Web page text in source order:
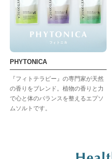
PHYTONICA
『フィトテラピー』の専門家が天然
の香りをブレンド。植物の香りと力
で心と体のバランスを整えるエプソ
ムソルトです。